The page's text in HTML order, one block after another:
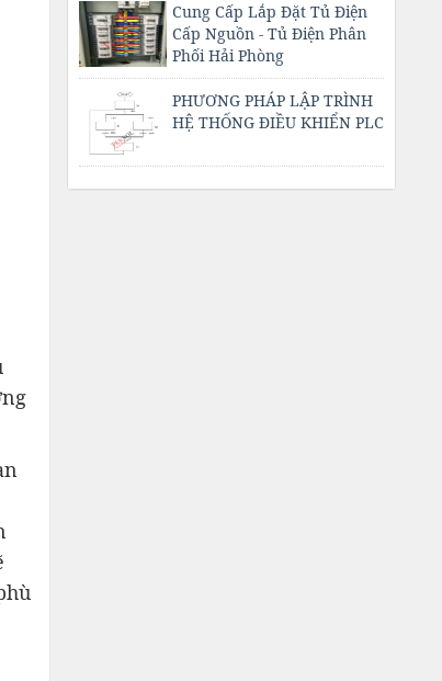
Cung Cấp Lắp Đặt Tủ Điện
Cấp Nguồn - Tủ Điện Phân
Phối Hải Phòng
PHƯƠNG PHÁP LẬP TRÌNH
HỆ THỐNG ĐIỀU KHIỂN PLC